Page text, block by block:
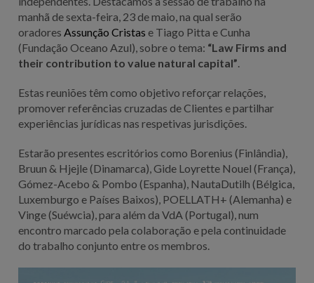
manhã de sexta-feira, 23 de maio, na qual serão
oradores Assunção Cristas e Tiago Pitta e Cunha
(Fundação Oceano Azul), sobre o tema: “Law Firms and
their contribution to value natural capital”
Estas reuniões têm como objetivo reforçar relações,
promover referências cruzadas de Clientes e partilhar
experiências jurídicas nas respetivas jurisdições.
Estarão presentes escritórios como Borenius (Finlândia),
Bruun & Hjejle (Dinamarca), Gide Loyrette Nouel (França),
Gómez-Acebo & Pombo (Espanha), NautaDutilh (Bélgica,
Luxemburgo e Países Baixos), POELLATH+ (Alemanha) e
Vinge (Suéwcia), para além da VdA (Portugal), num
encontro marcado pela colaboração e pela continuidade
do trabalho conjunto entre os membros.